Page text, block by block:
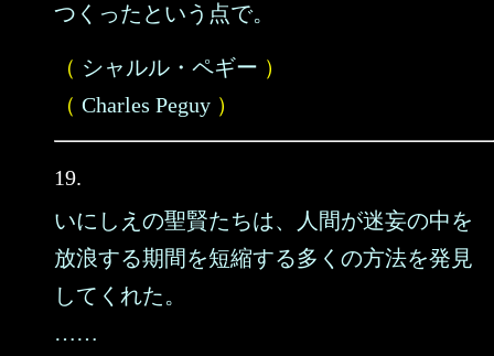
つくったという点で。
（ シャルル・ペギー ）
（ Charles Peguy ）
19.
いにしえの聖賢たちは、人間が迷妄の中を
放浪する期間を短縮する多くの方法を発見
してくれた。
……